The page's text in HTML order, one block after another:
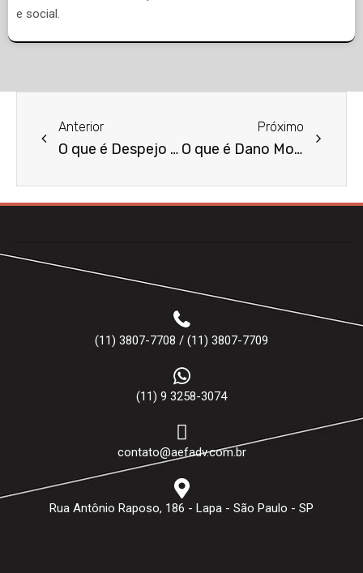
e social.
Anterior
O que é Despejo por Necessidade de Reforma?
Próximo
O que é Dano Moral Trabalhista?
(11) 3807-7708 / (11) 3807-7709
(11) 9 3258-3074
contato@aefadv.com.br
Rua Antônio Raposo, 186 - Lapa - São Paulo - SP